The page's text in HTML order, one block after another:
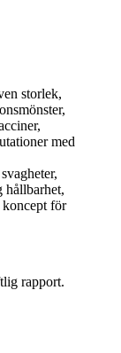
storlek,
med
hållbarhet,
koncept för
rapport.